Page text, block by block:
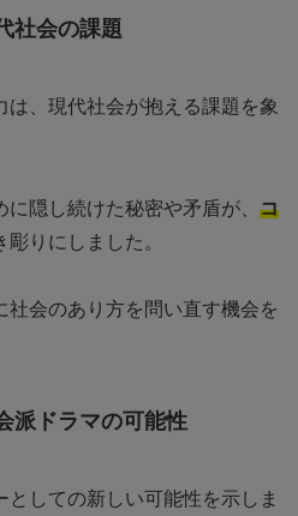
社会の課題
、現代社会が抱える課題を象
隠し続けた秘密や矛盾が、 コ
彫りにしました。
社会のあり方を問い直す機会を
派ドラマの可能性
しての新しい可能性を示しま